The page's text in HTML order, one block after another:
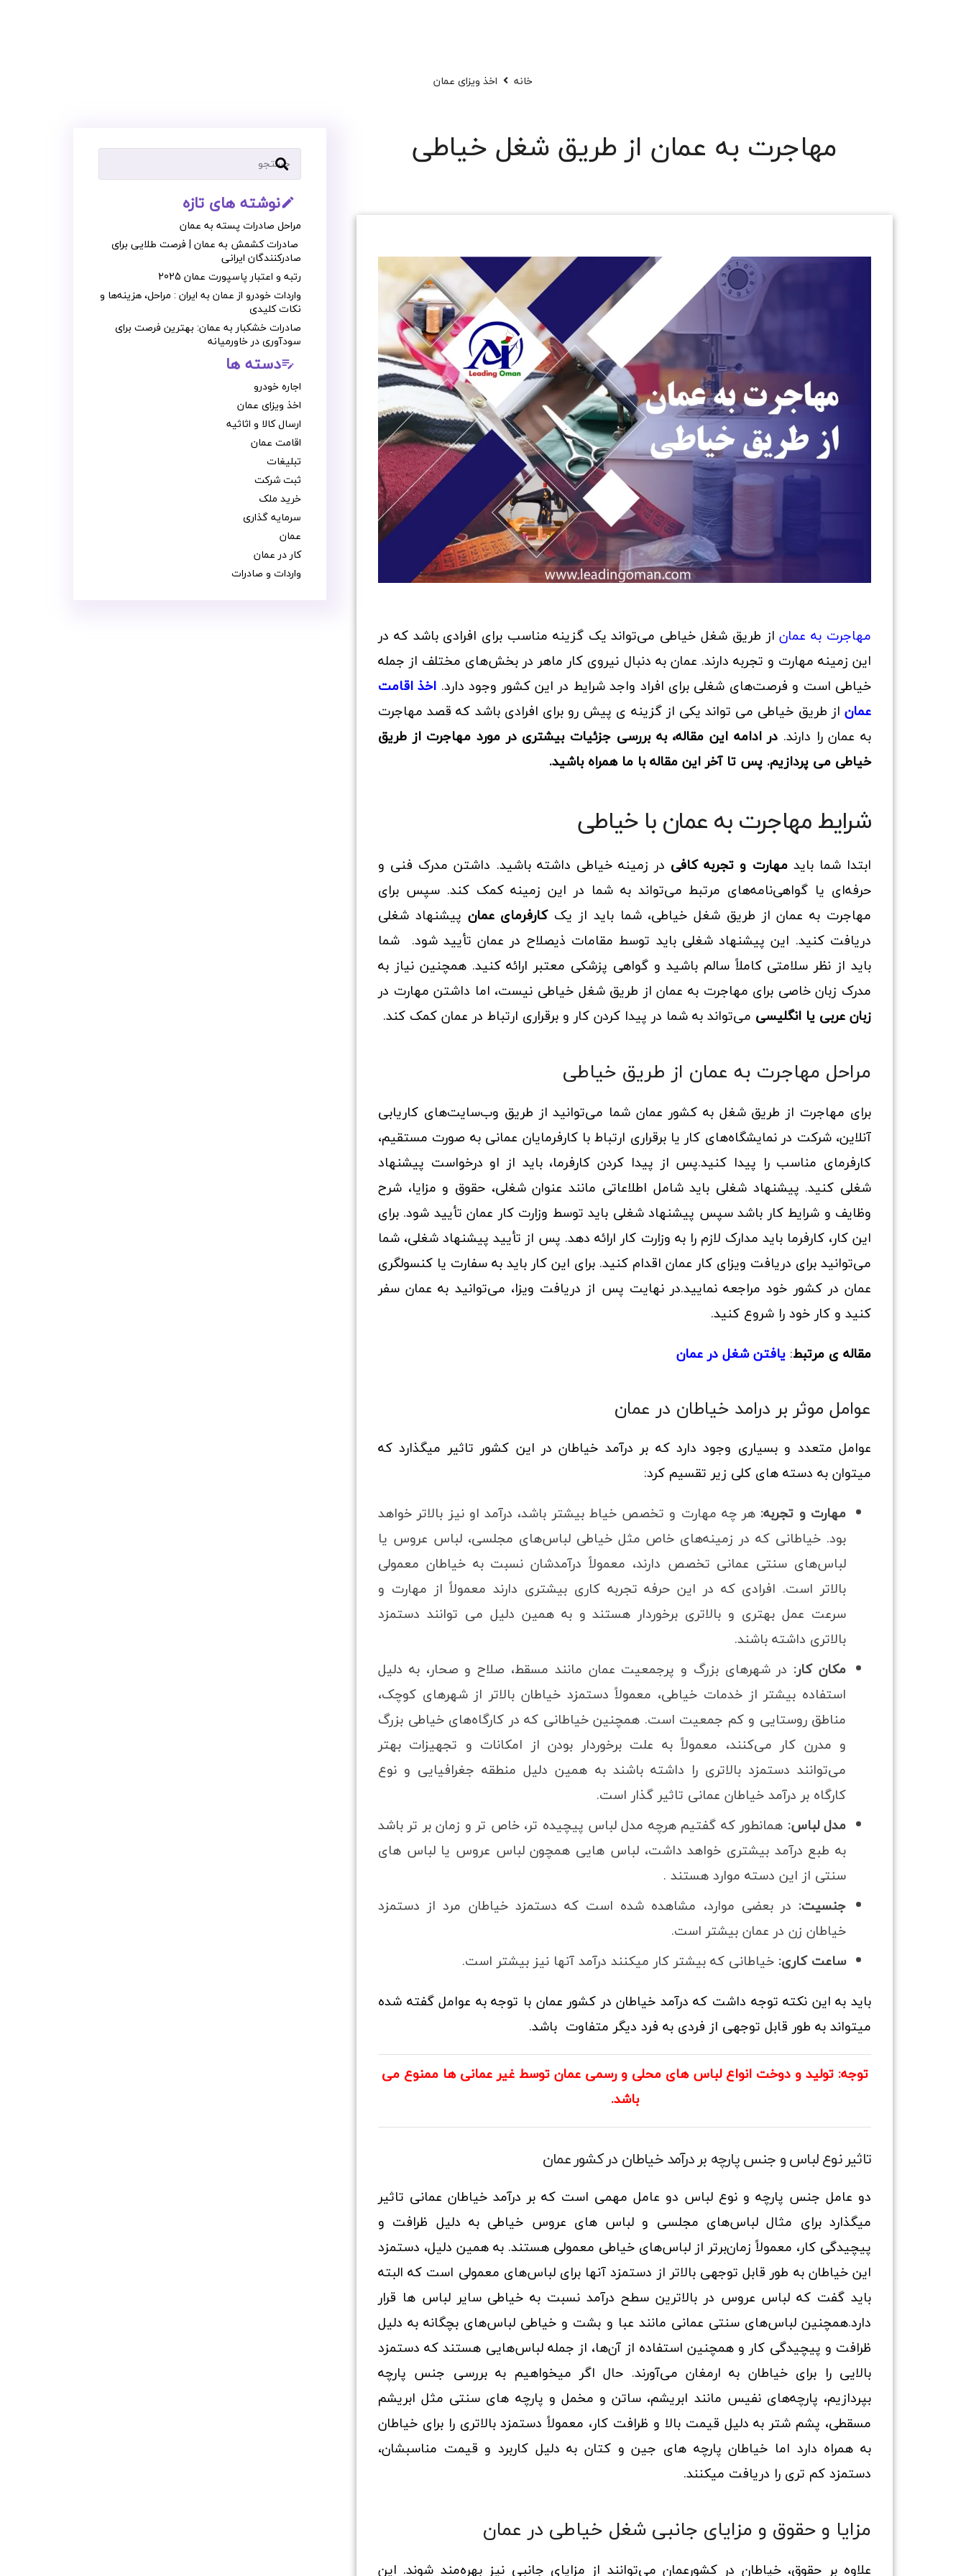
خانه اخذ ویزای عمان
مهاجرت به عمان از طریق شغل خیاطی
مهاجرت به عماناز طریق شغل خیاطی می‌تواند یک گزینه مناسب برای افرادی باشد که در
این زمینه مهارت و تجربه دارند. عمان به دنبال نیروی کار ماهر در بخش‌های مختلف از جمله
خیاطی است و فرصت‌های شغلی برای افراد واجد شرایط در این کشور وجود دارد. اخذ اقامت
عمان از طریق خیاطی می تواند یکی از گزینه ی پیش رو برای افرادی باشد که قصد مهاجرت
به عمان را دارند. در ادامه این مقاله، به بررسی جزئیات بیشتری در مورد مهاجرت از طریق
خیاطی می پردازیم. پس تا آخر این مقاله با ما همراه باشید.
شرایط مهاجرت به عمان با خیاطی
ابتدا شما بایدمهارت و تجربه کافی در زمینه خیاطی داشته باشید. داشتن مدرک فنی و
حرفه‌ای یا گواهی‌نامه‌های مرتبط می‌تواند به شما در این زمینه کمک کند. سپس برای
مهاجرت به عمان از طریق شغل خیاطی، شما باید از یککارفرمای عمان پیشنهاد شغلی
دریافت کنید. این پیشنهاد شغلی باید توسط مقامات ذیصلاح در عمان تأیید شود. شما
باید از نظر سلامتی کاملاً سالم باشید و گواهی پزشکی معتبر ارائه کنید. همچنین نیاز به
مدرک زبان خاصی برای مهاجرت به عمان از طریق شغل خیاطی نیست، اما داشتن مهارت در
زبان عربی یا انگلیسی می‌تواند به شما در پیدا کردن کار و برقراری ارتباط در عمان کمک کند.
مراحل مهاجرت به عمان از طریق خیاطی
برای مهاجرت از طریق شغل به کشور عمان شما می‌توانید از طریق وب‌سایت‌های کاریابی
آنلاین، شرکت در نمایشگاه‌های کار یا برقراری ارتباط با کارفرمایان عمانی به صورت مستقیم،
کارفرمای مناسب را پیدا کنید.پس از پیدا کردن کارفرما، باید از او درخواست پیشنهاد
شغلی کنید. پیشنهاد شغلی باید شامل اطلاعاتی مانند عنوان شغلی، حقوق و مزایا، شرح
وظایف و شرایط کار باشد سپس پیشنهاد شغلی باید توسط وزارت کار عمان تأیید شود. برای
این کار، کارفرما باید مدارک لازم را به وزارت کار ارائه دهد. پس از تأیید پیشنهاد شغلی، شما
می‌توانید برای دریافت ویزای کار عمان اقدام کنید. برای این کار باید به سفارت یا کنسولگری
عمان در کشور خود مراجعه نمایید.در نهایت پس از دریافت ویزا، می‌توانید به عمان سفر
کنید و کار خود را شروع کنید.
مقاله ی مرتبط: یافتن شغل در عمان
عوامل موثر بر درامد خیاطان در عمان
عوامل متعدد و بسیاری وجود دارد که بر درآمد خیاطان در این کشور تاثیر میگذارد که
میتوان به دسته های کلی زیر تقسیم کرد:
مهارت و تجربه: هر چه مهارت و تخصص خیاط بیشتر باشد، درآمد او نیز بالاتر خواهد
بود. خیاطانی که در زمینه‌های خاص مثل خیاطی لباس‌های مجلسی، لباس‌ عروس یا
لباس‌های سنتی عمانی تخصص دارند، معمولاً درآمدشان نسبت به خیاطان معمولی
بالاتر است. افرادی که در این حرفه تجربه کاری بیشتری دارند معمولاً از مهارت و
سرعت عمل بهتری و بالاتری برخوردار هستند و به همین دلیل می توانند دستمزد
بالاتری داشته باشند.
مکان کار: در شهرهای بزرگ و پرجمعیت عمان مانند مسقط، صلاح و صحار، به دلیل
استفاده بیشتر از خدمات خیاطی، معمولاً دستمزد خیاطان بالاتر از شهرهای کوچک،
مناطق روستایی و کم جمعیت است. همچنین خیاطانی که در کارگاه‌های خیاطی بزرگ
و مدرن کار می‌کنند، معمولاً به علت برخوردار بودن از امکانات و تجهیزات بهتر
می‌توانند دستمزد بالاتری را داشته باشند به همین دلیل منطقه جغرافیایی و نوع
کارگاه بر درآمد خیاطان عمانی تاثیر گذار است.
مدل لباس: همانطور که گفتیم هرچه مدل لباس پیچیده تر، خاص تر و زمان بر تر باشد
به طبع درآمد بیشتری خواهد داشت، لباس هایی همچون لباس عروس یا لباس های
سنتی از این دسته موارد هستند .
جنسیت: در بعضی موارد، مشاهده شده است که دستمزد خیاطان مرد از دستمزد
خیاطان زن در عمان بیشتر است.
ساعت کاری: خیاطانی که بیشتر کار میکنند درآمد آنها نیز بیشتر است.
باید به این نکته توجه داشت که درآمد خیاطان در کشور عمان با توجه به عوامل گفته شده
میتواند به طور قابل توجهی از فردی به فرد دیگر متفاوت باشد.
توجه: تولید و دوخت انواع لباس های محلی و رسمی عمان توسط غیر عمانی ها ممنوع می
باشد.
تاثیر نوع لباس و جنس پارچه بر درآمد خیاطان در کشور عمان
دو عامل جنس پارچه و نوع لباس دو عامل مهمی است که بر درآمد خیاطان عمانی تاثیر
میگذارد برای مثال لباس‌های مجلسی و لباس های عروس خیاطی به دلیل ظرافت و
پیچیدگی کار، معمولاً زمان‌برتر از لباس‌های خیاطی معمولی هستند. به همین دلیل، دستمزد
این خیاطان به طور قابل توجهی بالاتر از دستمزد آنها برای لباس‌های معمولی است که البته
باید گفت که لباس عروس در بالاترین سطح درآمد نسبت به خیاطی سایر لباس ها قرار
دارد.همچنین لباس‌های سنتی عمانی مانند عبا و بشت و خیاطی لباس‌های بچگانه به دلیل
ظرافت و پیچیدگی کار و همچنین استفاده از آن‌ها، از جمله لباس‌هایی هستند که دستمزد
بالایی را برای خیاطان به ارمغان می‌آورند. حال اگر میخواهیم به بررسی جنس پارچه
بپردازیم، پارچه‌های نفیس مانند ابریشم، ساتن و مخمل و پارچه های سنتی مثل ابریشم
مسقطی، پشم شتر به دلیل قیمت بالا و ظرافت کار، معمولاً دستمزد بالاتری را برای خیاطان
به همراه دارد اما خیاطان پارچه های جین و کتان به دلیل کاربرد و قیمت مناسبشان،
دستمزد کم تری را دریافت میکنند.
مزایا و حقوق و مزایای جانبی شغل خیاطی در عمان
علاوه بر حقوق، خیاطان در کشورعمان می‌توانند از مزایای جانبی نیز بهره‌مند شوند. این
mode_edit_outlineنوشته های تازه
مراحل صادرات پسته به عمان
صادرات کشمش به عمان | فرصت طلایی برای
صادرکنندگان ایرانی
رتبه و اعتبار پاسپورت عمان 2025
واردات خودرو از عمان به ایران : مراحل، هزینه‌ها و
نکات کلیدی
صادرات خشکبار به عمان: بهترین فرصت برای
سودآوری در خاورمیانه
edit_noteدسته ها
اجاره خودرو
اخذ ویزای عمان
ارسال کالا و اثاثیه
اقامت عمان
تبلیغات
ثبت شرکت
خرید ملک
سرمایه گذاری
عمان
کار در عمان
واردات و صادرات